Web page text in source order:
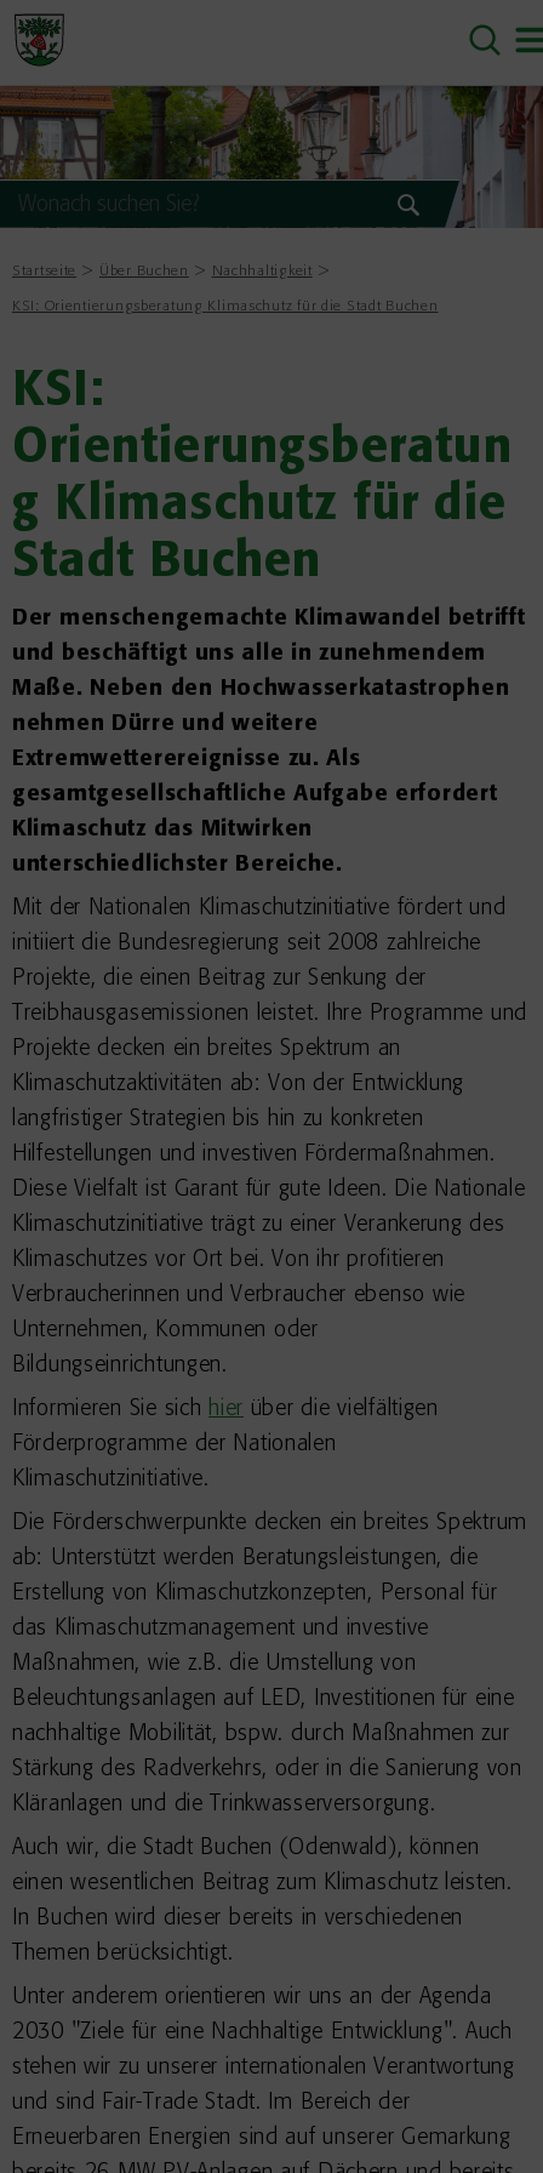
Startseite Über Buchen Nachhaltigkeit
KSI: Orientierungsberatung Klimaschutz für die Stadt Buchen
KSI:
Orientierungsberatun
g Klimaschutz für die
Stadt Buchen
Der menschengemachte Klimawandel betrifft
und beschäftigt uns alle in zunehmendem
Maße. Neben den Hochwasserkatastrophen
nehmen Dürre und weitere
Extremwetterereignisse zu. Als
gesamtgesellschaftliche Aufgabe erfordert
Klimaschutz das Mitwirken
unterschiedlichster Bereiche.
Mit der Nationalen Klimaschutzinitiative fördert und
initiiert die Bundesregierung seit 2008 zahlreiche
Projekte, die einen Beitrag zur Senkung der
Treibhausgasemissionen leistet. Ihre Programme und
Projekte decken ein breites Spektrum an
Klimaschutzaktivitäten ab: Von der Entwicklung
langfristiger Strategien bis hin zu konkreten
Hilfestellungen und investiven Fördermaßnahmen.
Diese Vielfalt ist Garant für gute Ideen. Die Nationale
Klimaschutzinitiative trägt zu einer Verankerung des
Klimaschutzes vor Ort bei. Von ihr profitieren
Verbraucherinnen und Verbraucher ebenso wie
Unternehmen, Kommunen oder
Bildungseinrichtungen.
Informieren Sie sich hier über die vielfältigen
Förderprogramme der Nationalen
Klimaschutzinitiative.
Die Förderschwerpunkte decken ein breites Spektrum
ab: Unterstützt werden Beratungsleistungen, die
Erstellung von Klimaschutzkonzepten, Personal für
das Klimaschutzmanagement und investive
Maßnahmen, wie z.B. die Umstellung von
Beleuchtungsanlagen auf LED, Investitionen für eine
nachhaltige Mobilität, bspw. durch Maßnahmen zur
Stärkung des Radverkehrs, oder in die Sanierung von
Kläranlagen und die Trinkwasserversorgung.
Auch wir, die Stadt Buchen (Odenwald), können
einen wesentlichen Beitrag zum Klimaschutz leisten.
In Buchen wird dieser bereits in verschiedenen
Themen berücksichtigt.
Unter anderem orientieren wir uns an der Agenda
2030 "Ziele für eine Nachhaltige Entwicklung". Auch
stehen wir zu unserer internationalen Verantwortung
und sind Fair-Trade Stadt. Im Bereich der
Erneuerbaren Energien sind auf unserer Gemarkung